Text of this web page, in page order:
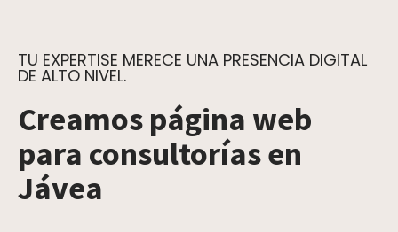
TU EXPERTISE MERECE UNA PRESENCIA DIGITAL
DE ALTO NIVEL.
Creamos página web
para consultorías en
Jávea